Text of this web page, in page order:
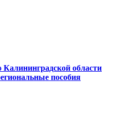
области
пособия